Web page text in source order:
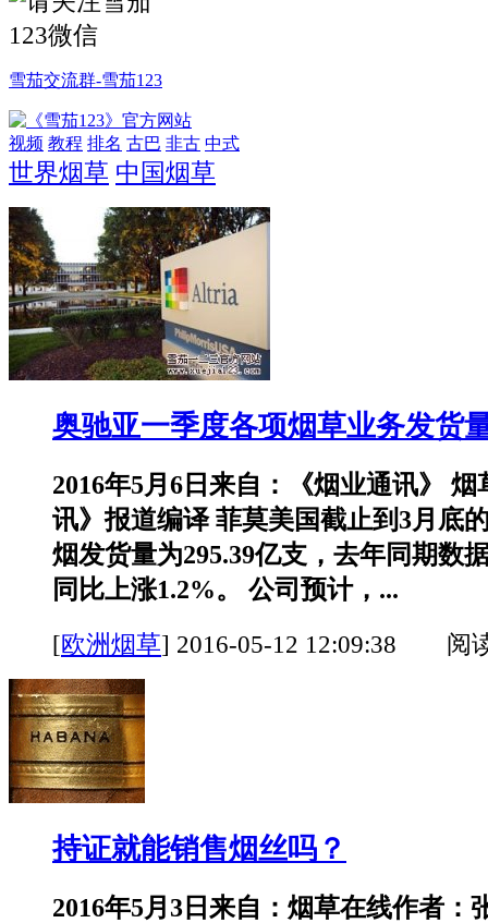
雪茄交流群-雪茄123
视频 教程 排名 古巴 非古 中式
世界烟草 中国烟草
奥驰亚一季度各项烟草业务发货
2016年5月6日来自：《烟业通讯》
讯》报道编译 菲莫美国截止到3月底
烟发货量为295.39亿支，去年同期数
同比上涨1.2%。 公司预计，...
[欧洲烟草] 2016-05-12 12:09:38 阅
持证就能销售烟丝吗？
2016年5月3日来自：烟草在线作者：